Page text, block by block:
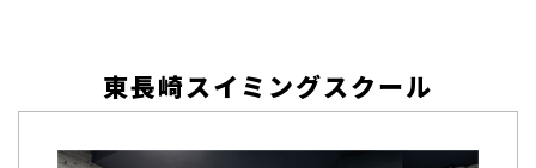
東長崎スイミングスクール